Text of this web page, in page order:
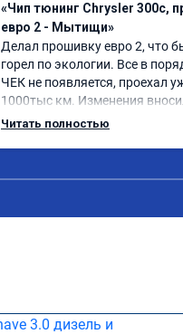
«Чип тюнинг Chrysler 300c,
евро 2 - Мытищи»
Делал прошивку евро 2, что
горел по экологии. Все в
ЧЕК не появляется, проехал
1000тыс км. Изменения
родную прошивку, потом
Читать полностью